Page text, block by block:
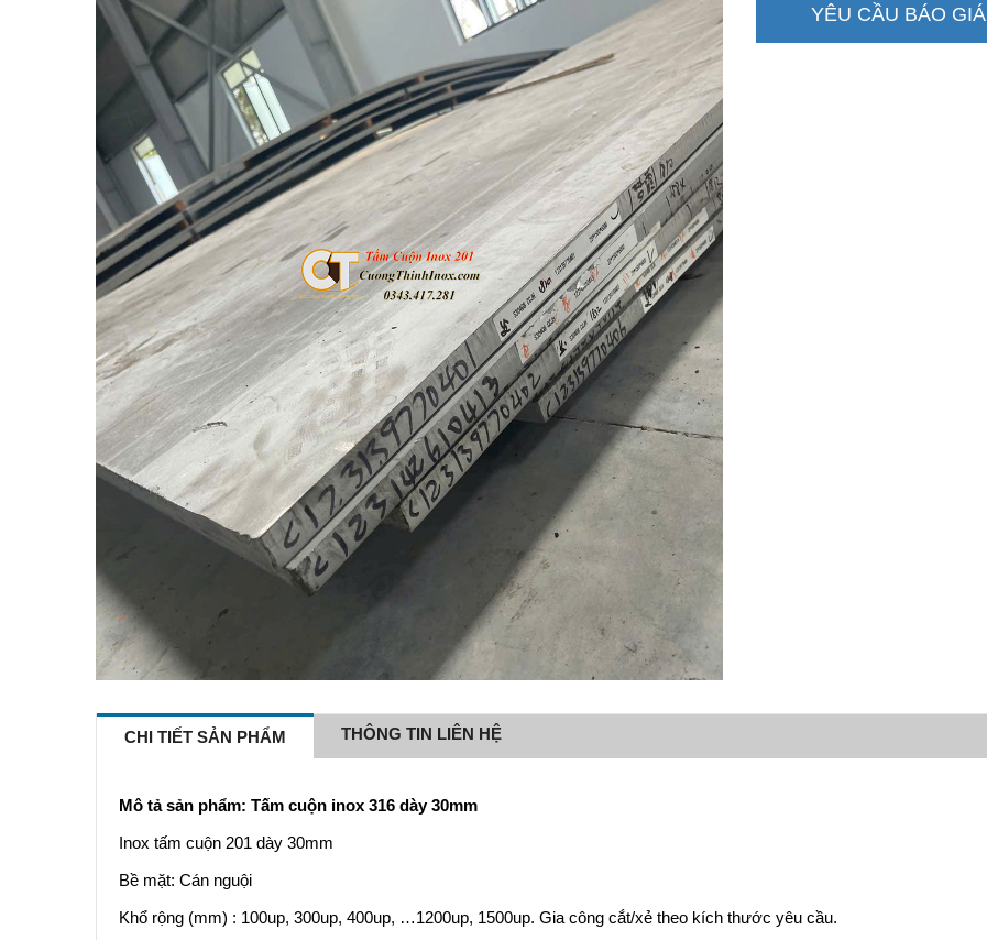
YÊU CẦU BÁO GIÁ
CHI TIẾT SẢN PHẨM THÔNG TIN LIÊN HỆ
Mô tả sản phẩm: Tấm cuộn inox 316 dày 30mm
Inox tấm cuộn 201 dày 30mm
Bề mặt: Cán nguội
Khổ rộng (mm) : 100up, 300up, 400up, …1200up, 1500up. Gia công cắt/xẻ theo kích thước yêu cầu.